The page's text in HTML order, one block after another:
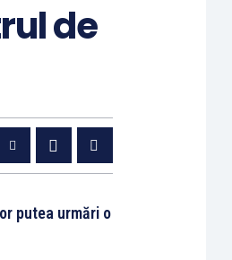
de
putea urmări o